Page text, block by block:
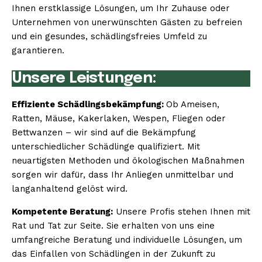
Ihnen erstklassige Lösungen, um Ihr Zuhause oder
Unternehmen von unerwünschten Gästen zu befreien
und ein gesundes, schädlingsfreies Umfeld zu
garantieren.
Unsere Leistungen:
Effiziente Schädlingsbekämpfung: Ob Ameisen,
Ratten, Mäuse, Kakerlaken, Wespen, Fliegen oder
Bettwanzen – wir sind auf die Bekämpfung
unterschiedlicher Schädlinge qualifiziert. Mit
neuartigsten Methoden und ökologischen Maßnahmen
sorgen wir dafür, dass Ihr Anliegen unmittelbar und
langanhaltend gelöst wird.
Kompetente Beratung: Unsere Profis stehen Ihnen mit
Rat und Tat zur Seite. Sie erhalten von uns eine
umfangreiche Beratung und individuelle Lösungen, um
das Einfallen von Schädlingen in der Zukunft zu